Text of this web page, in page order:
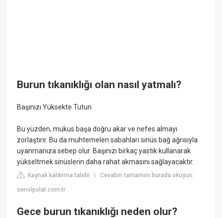
Burun tıkanıklığı olan nasıl yatmalı?
Başınızı Yüksekte Tutun
Bu yüzden, mukus başa doğru akar ve nefes almayı
zorlaştırır. Bu da muhtemelen sabahları sinüs bağ ağrısıyla
uyanmanıza sebep olur. Başınızı birkaç yastık kullanarak
yükseltmek sinüslerin daha rahat akmasını sağlayacaktır.
Kaynak kaldırma talebi |Cevabın tamamını burada okuyun:
senolpolat.com.tr
Gece burun tıkanıklığı neden olur?